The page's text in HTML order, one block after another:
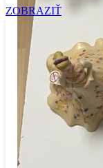
ZOBRAZIŤ